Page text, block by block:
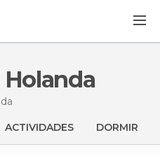
Holanda
ACTIVIDADES DORMIR